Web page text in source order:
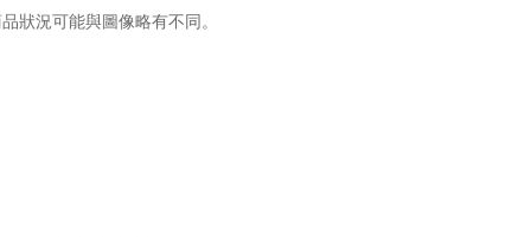
狀況可能與圖像略有不同。